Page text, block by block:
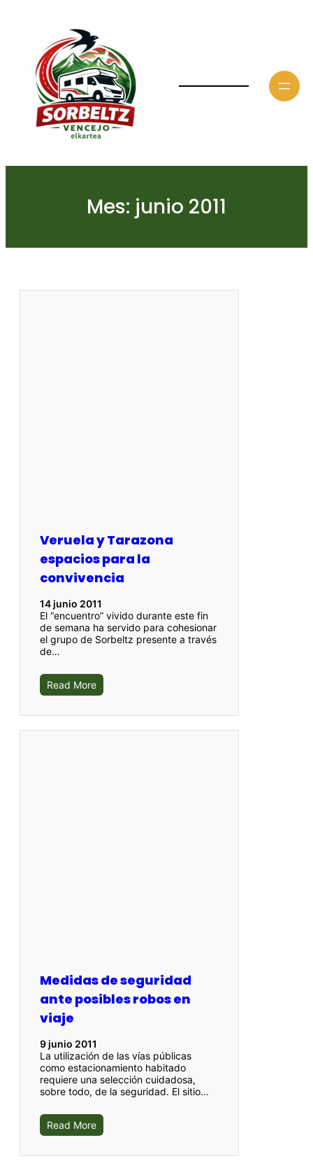
Mes: junio 2011
Veruela y Tarazona
espacios para la
convivencia
14 junio 2011
El “encuentro” vivido durante este fin
de semana ha servido para cohesionar
el grupo de Sorbeltz presente a través
de…
Read More
Medidas de seguridad
ante posibles robos en
viaje
9 junio 2011
La utilización de las vías públicas
como estacionamiento habitado
requiere una selección cuidadosa,
sobre todo, de la seguridad. El sitio…
Read More